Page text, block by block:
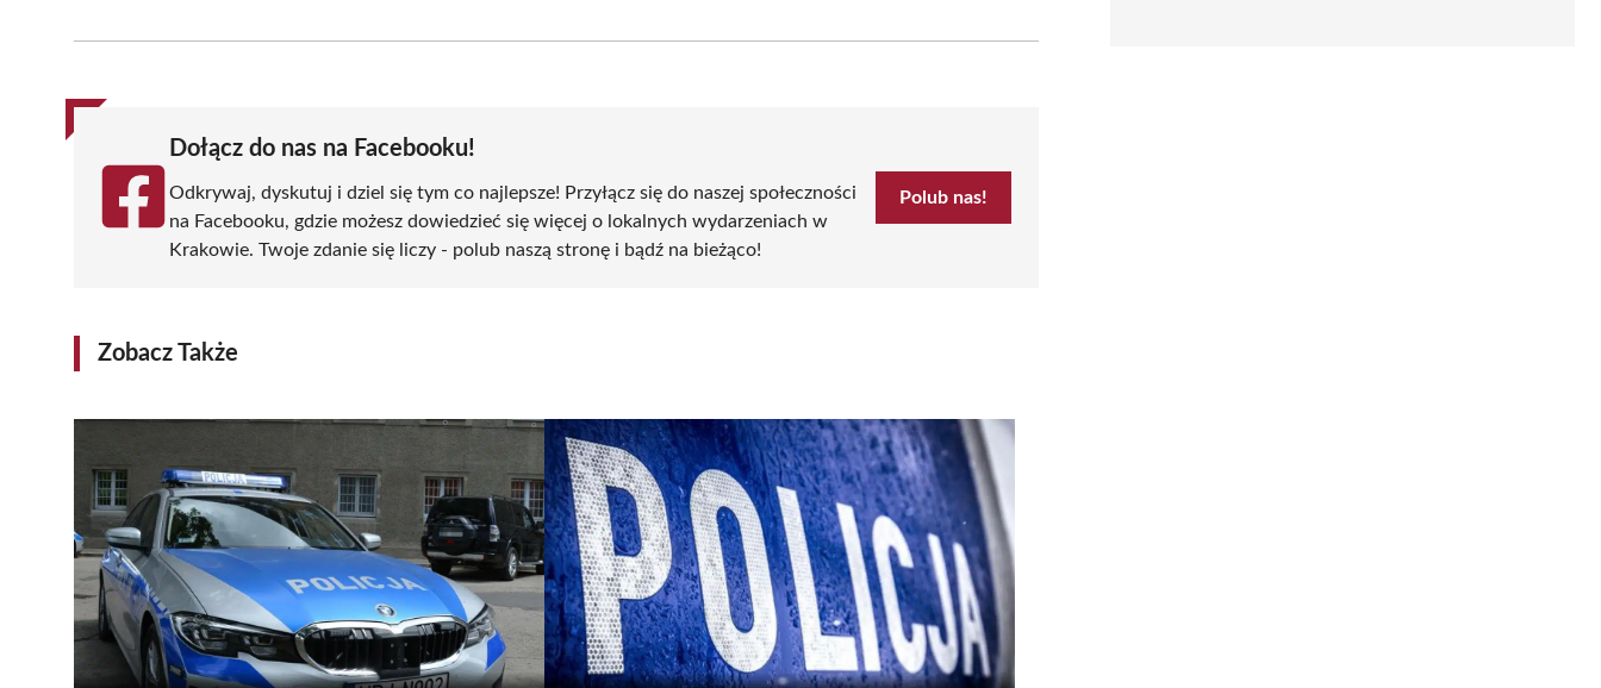
(Twitter)
Dołącz do nas na Facebooku!
Odkrywaj, dyskutuj i dziel się tym co najlepsze! Przyłącz się do naszej społeczności
na Facebooku, gdzie możesz dowiedzieć się więcej o lokalnych wydarzeniach w
Krakowie. Twoje zdanie się liczy - polub naszą stronę i bądź na bieżąco!
Polub nas!
Zobacz Także